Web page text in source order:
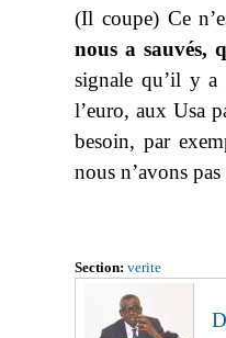
(Il coupe) Ce
nous a sauvés,
signale qu’il y a
l’euro, aux Usa
besoin, par
nous n’avons
Section: verite